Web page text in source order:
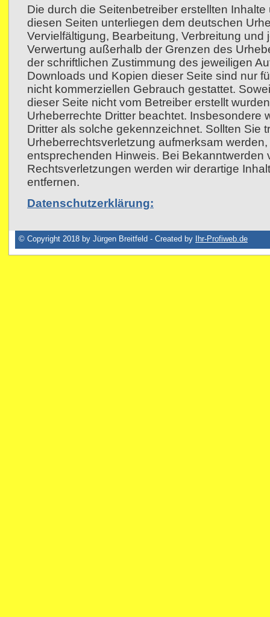
Die durch die Seitenbetreiber erstellten
diesen Seiten unterliegen dem deutschen
Vervielfältigung, Bearbeitung, Verbreitung und
Verwertung außerhalb der Grenzen des
der schriftlichen Zustimmung des jeweiligen
Downloads und Kopien dieser Seite sind nur
nicht kommerziellen Gebrauch gestattet.
dieser Seite nicht vom Betreiber erstellt
Urheberrechte Dritter beachtet. Insbesondere
Dritter als solche gekennzeichnet. Sollten Sie
Urheberrechtsverletzung aufmerksam
entsprechenden Hinweis. Bei Bekanntwerden
Rechtsverletzungen werden wir derartige
entfernen.
Datenschutzerklärung:
© Copyright 2018 by Jürgen Breitfeld - Created by Ihr-Profiweb.de